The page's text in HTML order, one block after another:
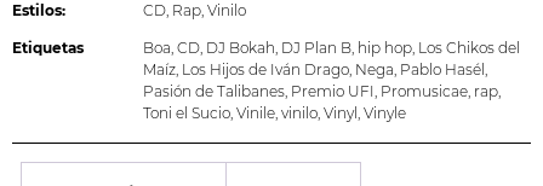
Estilos: CD, Rap, Vinilo
Etiquetas Boa, CD, DJ Bokah, DJ Plan B, hip hop, Los Chikos del
Maíz, Los Hijos de Iván Drago, Nega, Pablo Hasél ,
Pasión de Talibanes, Premio UFI, Promusicae, rap,
Toni el Sucio, Vinile, vinilo, Vinyl, Vinyle